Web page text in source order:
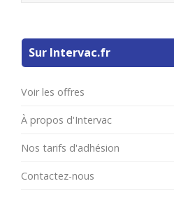
Sur Intervac.fr
Voir les offres
À propos d'Intervac
Nos tarifs d'adhésion
Contactez-nous